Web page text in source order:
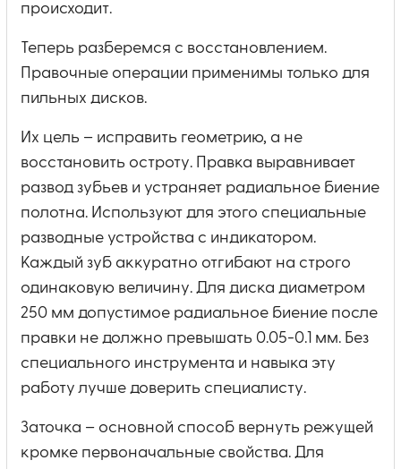
происходит.
Теперь разберемся с восстановлением.
Правочные операции применимы только для
пильных дисков.
Их цель – исправить геометрию, а не
восстановить остроту. Правка выравнивает
развод зубьев и устраняет радиальное биение
полотна. Используют для этого специальные
разводные устройства с индикатором.
Каждый зуб аккуратно отгибают на строго
одинаковую величину. Для диска диаметром
250 мм допустимое радиальное биение после
правки не должно превышать 0.05-0.1 мм. Без
специального инструмента и навыка эту
работу лучше доверить специалисту.
Заточка – основной способ вернуть режущей
кромке первоначальные свойства. Для